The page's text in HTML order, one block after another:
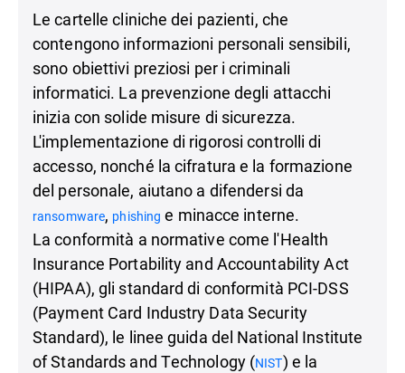
Le cartelle cliniche dei pazienti, che
contengono informazioni personali sensibili,
sono obiettivi preziosi per i criminali
informatici. La prevenzione degli attacchi
inizia con solide misure di sicurezza.
L'implementazione di rigorosi controlli di
accesso, nonché la cifratura e la formazione
del personale, aiutano a difendersi da
ransomware, phishing e minacce interne.
La conformità a normative come l'Health
Insurance Portability and Accountability Act
(HIPAA), gli standard di conformità PCI-DSS
(Payment Card Industry Data Security
Standard), le linee guida del National Institute
of Standards and Technology (NIST) e la